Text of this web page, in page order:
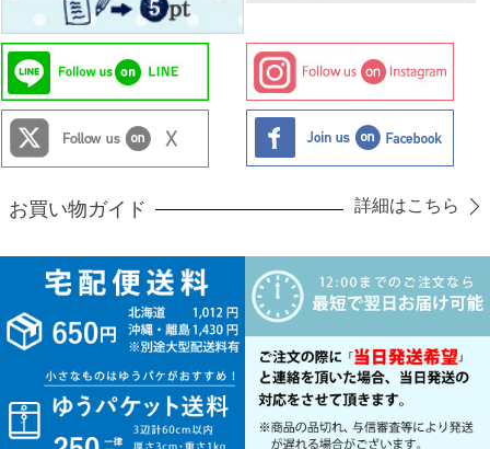
お買い物ガイド 詳細はこちら